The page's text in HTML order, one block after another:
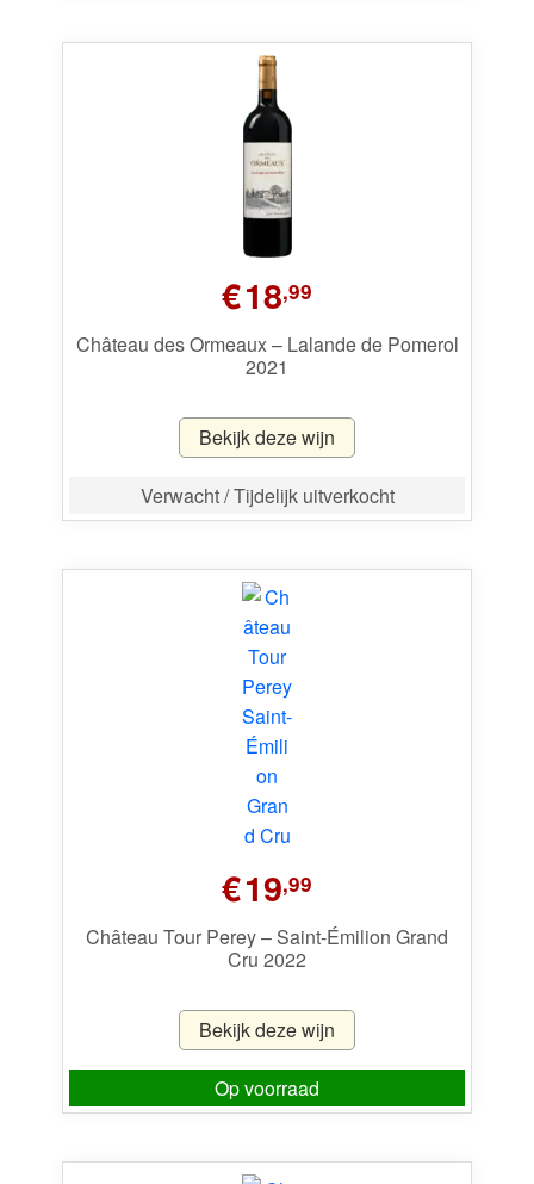
€18,99
Château des Ormeaux – Lalande de Pomerol
2021
Bekijk deze wijn
Verwacht / Tijdelijk uitverkocht
€19,99
Château Tour Perey – Saint-Émilion Grand
Cru 2022
Bekijk deze wijn
Op voorraad